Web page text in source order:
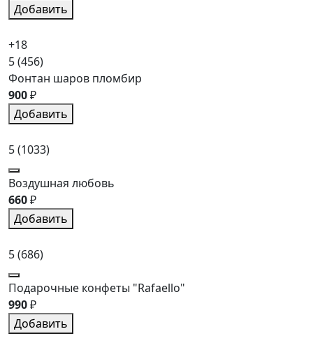
Добавить
+18
5(456)
Фонтан шаров пломбир
900₽
Добавить
5(1033)
Воздушная любовь
660₽
Добавить
5(686)
Подарочные конфеты "Rafaello"
990₽
Добавить